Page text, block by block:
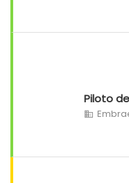
Piloto